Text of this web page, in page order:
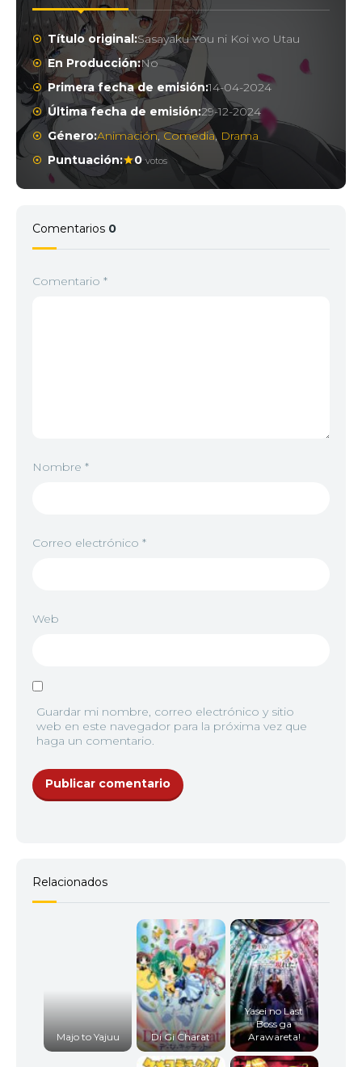
Título original:Sasayaku You ni Koi wo Utau
En Producción:No
Primera fecha de emisión:14-04-2024
Última fecha de emisión:29-12-2024
Género:Animación,Comedia, Drama
Puntuación:
0 votos
Comentarios 0
Comentario *
Nombre *
Correo electrónico *
Web
Guardar mi nombre, correo electrónico y sitio
web en este navegador para la próxima vez que
haga un comentario.
Relacionados
Majo to Yajuu Di Gi Charat
Yasei no Last
Boss ga
Arawareta!